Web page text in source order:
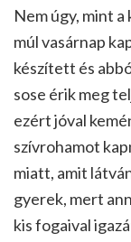
Nem úgy, mint
múl vasárnap
készített és
sose érik meg
ezért jóval
szívrohamot
miatt, amit
gyerek, mert
kis fogaival